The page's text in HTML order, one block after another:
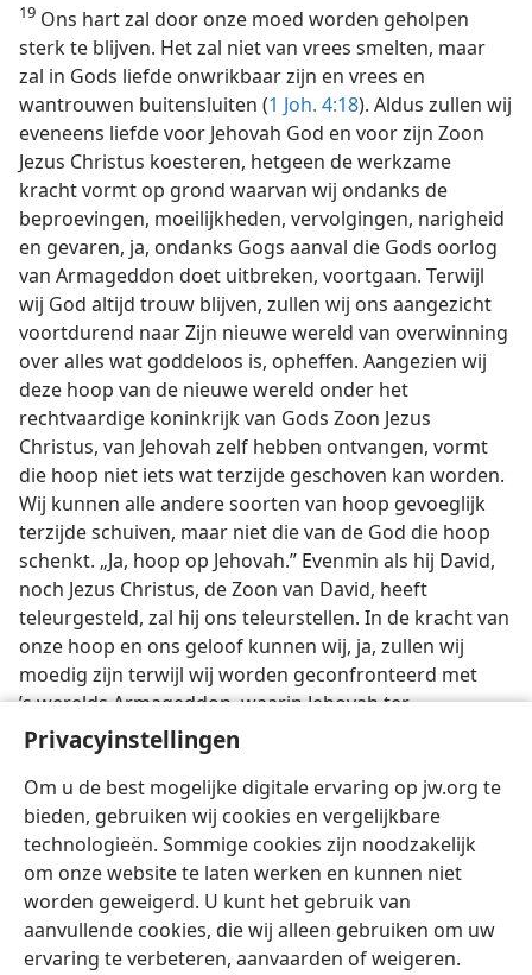
Privacyinstellingen
Om u de best mogelijke digitale ervaring op jw.org te
bieden, gebruiken wij cookies en vergelijkbare
technologieën. Sommige cookies zijn noodzakelijk
om onze website te laten werken en kunnen niet
worden geweigerd. U kunt het gebruik van
aanvullende cookies, die wij alleen gebruiken om uw
ervaring te verbeteren, aanvaarden of weigeren.
19 Ons hart zal door onze moed worden geholpen
sterk te blijven. Het zal niet van vrees smelten, maar
zal in Gods liefde onwrikbaar zijn en vrees en
wantrouwen buitensluiten (1 Joh. 4:18). Aldus zullen wij
eveneens liefde voor Jehovah God en voor zijn Zoon
Jezus Christus koesteren, hetgeen de werkzame
kracht vormt op grond waarvan wij ondanks de
beproevingen, moeilijkheden, vervolgingen, narigheid
en gevaren, ja, ondanks Gogs aanval die Gods oorlog
van Armageddon doet uitbreken, voortgaan. Terwijl
wij God altijd trouw blijven, zullen wij ons aangezicht
voortdurend naar Zijn nieuwe wereld van overwinning
over alles wat goddeloos is, opheffen. Aangezien wij
deze hoop van de nieuwe wereld onder het
rechtvaardige koninkrijk van Gods Zoon Jezus
Christus, van Jehovah zelf hebben ontvangen, vormt
die hoop niet iets wat terzijde geschoven kan worden.
Wij kunnen alle andere soorten van hoop gevoeglijk
terzijde schuiven, maar niet die van de God die hoop
schenkt. „Ja, hoop op Jehovah.” Evenmin als hij David,
noch Jezus Christus, de Zoon van David, heeft
teleurgesteld, zal hij ons teleurstellen. In de kracht van
onze hoop en ons geloof kunnen wij, ja, zullen wij
moedig zijn terwijl wij worden geconfronteerd met
’s werelds Armageddon, waarin Jehovah ter
rechtvaardiging van zijn universele soevereiniteit op
glorierijke wijze zal zegevieren.
Nederlands Delen Instellingen
Copyright© 2026 Watch Tower Bible and Tract Society of Pennsylvania
Gebruiksvoorwaarden Privacybeleid
Privacyinstellingen